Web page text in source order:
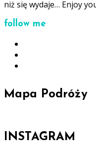
niż się wydaje… Enjoy
follow me
Mapa Podróży
INSTAGRAM